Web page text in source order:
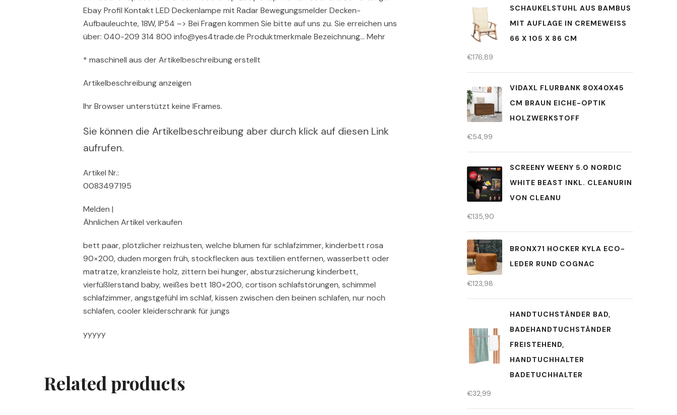
Ebay Profil Kontakt LED Deckenlampe mit Radar Bewegungsmelder Decken-
Aufbauleuchte, 18W, IP54 –> Bei Fragen kommen Sie bitte auf uns zu. Sie erreichen uns
über: 040-209 314 800 info@yes4trade.de Produktmerkmale Bezeichnung… Mehr
* maschinell aus der Artikelbeschreibung erstellt
Artikelbeschreibung anzeigen
Ihr Browser unterstützt keine IFrames.
Sie können die Artikelbeschreibung aber durch klick auf diesen Link
aufrufen.
Artikel Nr.:
0083497195
Melden |
Ähnlichen Artikel verkaufen
bett paar, plötzlicher reizhusten, welche blumen für schlafzimmer, kinderbett rosa
90×200, duden morgen früh, stockflecken aus textilien entfernen, wasserbett oder
matratze, kranzleiste holz, zittern bei hunger, absturzsicherung kinderbett,
vierfüßlerstand baby, weißes bett 180×200, cortison schlafstörungen, schimmel
schlafzimmer, angstgefühl im schlaf, kissen zwischen den beinen schlafen, nur noch
schlafen, cooler kleiderschrank für jungs
yyyyy
Related products
SCHAUKELSTUHL AUS BAMBUS
MIT AUFLAGE IN CREMEWEISS 6
6 X 105 X 86 CM
€176,89
VIDAXL FLURBANK 80X40X45
CM BRAUN EICHE-OPTIK
HOLZWERKSTOFF
€54,99
SCREENY WEENY 5.0 NORDIC
WHITE BEAST INKL. CLEANURIN
VON CLEANU
€135,90
BRONX71 HOCKER KYLA ECO-
LEDER RUND COGNAC
€123,98
HANDTUCHSTÄNDER BAD,
BADEHANDTUCHSTÄNDER
FREISTEHEND,
HANDTUCHHALTER
BADETUCHHALTER
€32,99